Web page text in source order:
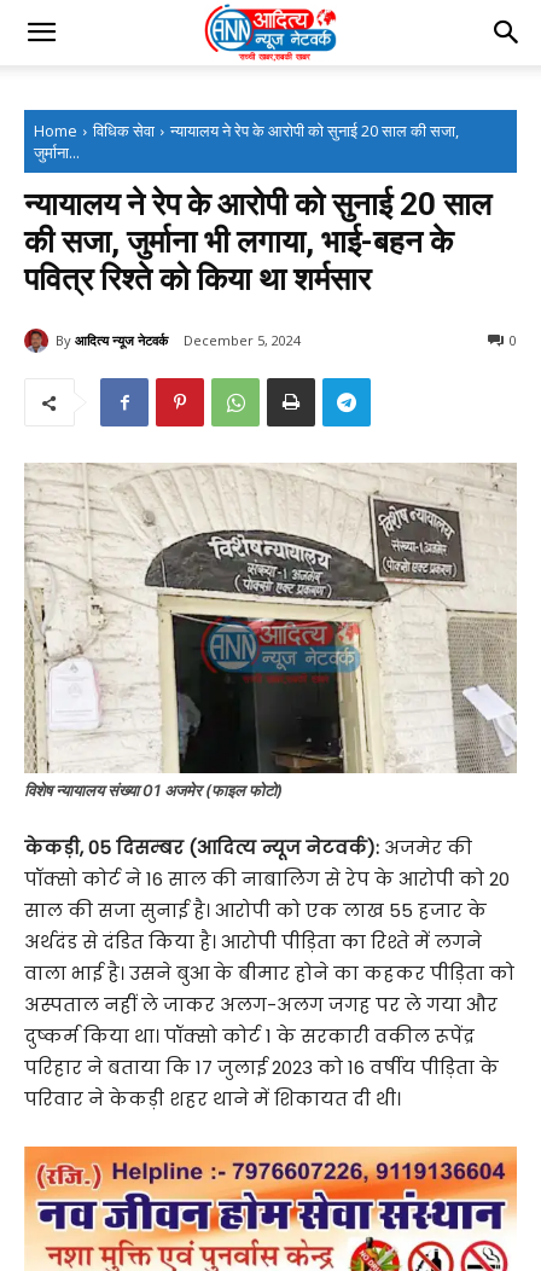
Home विधिक सेवा
न्यायालय ने रेप के आरोपी को सुनाई 20 साल की सजा,
जुर्माना...
न्यायालय ने रेप के आरोपी को सुनाई 20 साल
की सजा, जुर्माना भी लगाया, भाई-बहन के
पवित्र रिश्ते को किया था शर्मसार
By आदित्य न्यूज नेटवर्क December 5, 2024 0
विशेष न्यायालय संख्या 01 अजमेर (फाइल फोटो)
केकड़ी,05 दिसम्बर (आदित्य न्यूज नेटवर्क): अजमेर की
पॉक्सो कोर्ट ने 16 साल की नाबालिग से रेप के आरोपी को 20
साल की सजा सुनाई है। आरोपी को एक लाख 55 हजार के
अर्थदंड से दंडित किया है। आरोपी पीड़िता का रिश्ते में लगने
वाला भाई है। उसने बुआ के बीमार होने का कहकर पीड़िता को
अस्पताल नहीं ले जाकर अलग-अलग जगह पर ले गया और
दुष्कर्म किया था। पॉक्सो कोर्ट 1 के सरकारी वकील रूपेंद्र ​
परिहार ने बताया कि 17 जुलाई 2023 को 16 वर्षीय पीड़िता के
परिवार ने केकड़ी शहर थाने में शिकायत दी थी।